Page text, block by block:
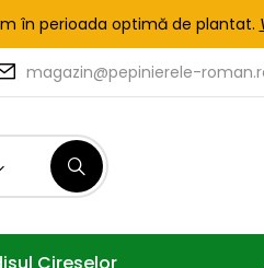
în perioada optimă de plantat.
magazin@pepinierele-